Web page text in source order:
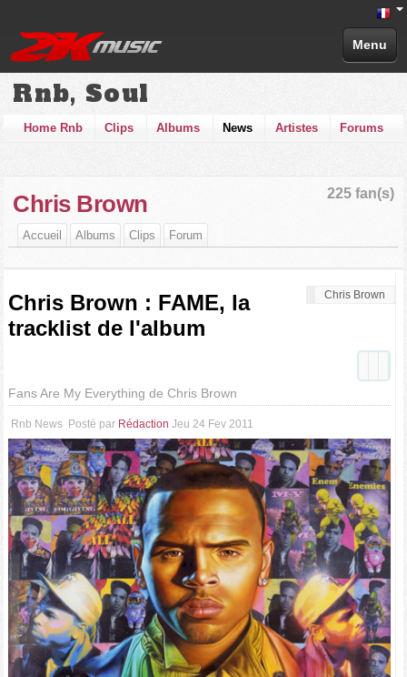
Menu
Rnb, Soul
Home Rnb Clips Albums News Artistes Forums
225 fan(s)
Chris Brown
Accueil Albums Clips Forum
Chris Brown
Chris Brown : FAME, la
tracklist de l'album
Fans Are My Everything de Chris Brown
Rnb News Posté par Rédaction Jeu 24 Fev 2011